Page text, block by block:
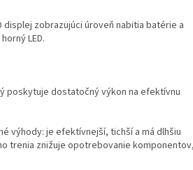
displej zobrazujúci úroveň nabitia batérie a
LED.
poskytuje dostatočný výkon na efektívnu
výhody: je efektívnejší, tichší a má dlhšiu
trenia znižuje opotrebovanie komponentov,